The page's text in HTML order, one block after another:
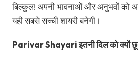
बिल्कुल! अपनी भावनाओं और अनुभवों को
यही सबसे सच्ची शायरी बनेगी।
Parivar Shayari इतनी दिल को क्यों